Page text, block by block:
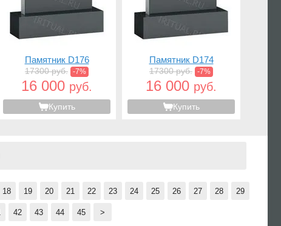
Памятник D176
17300 руб. -7%
16 000 руб.
Купить
Памятник D174
17300 руб. -7%
16 000 руб.
Купить
18 19 20 21 22 23 24 25 26 27 28 29
42 43 44 45 >